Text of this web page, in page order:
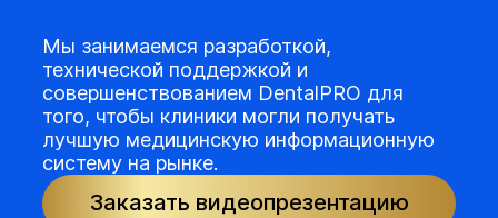
Мы занимаемся разработкой,
технической поддержкой и
совершенствованием DentalPRO для
того, чтобы клиники могли получать
лучшую медицинскую информационную
систему на рынке.
Заказать видеопрезентацию